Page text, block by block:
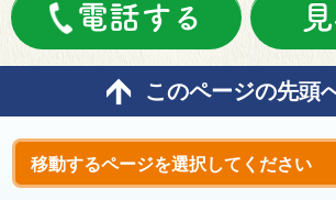
電話する
このページの先頭